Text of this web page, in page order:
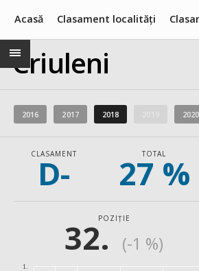
Acasă Clasament localități
Criuleni
2016 2017 2018 2020
CLASAMENT
D- TOTAL
27 %
POZIȚIE
32. (-1 %)
1.